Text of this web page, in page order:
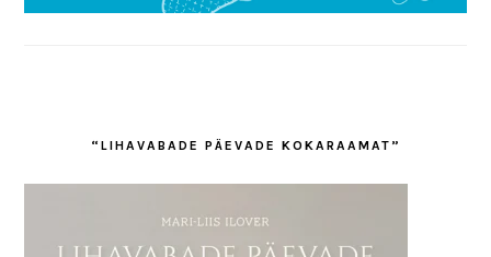
“LIHAVABADE PÄEVADE KOKARAAMAT”